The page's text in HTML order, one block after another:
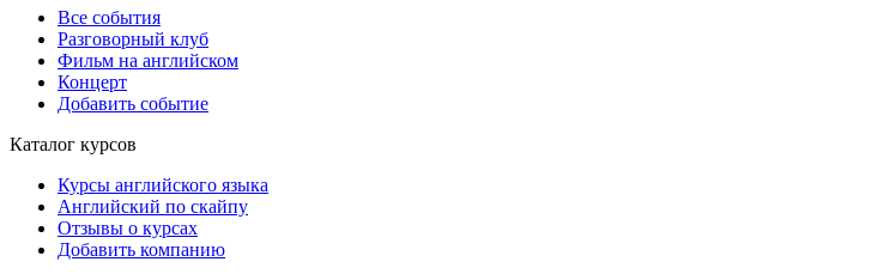
Все события
Разговорный клуб
Фильм на английском
Концерт
Добавить событие
Каталог курсов
Курсы английского языка
Английский по скайпу
Отзывы о курсах
Добавить компанию